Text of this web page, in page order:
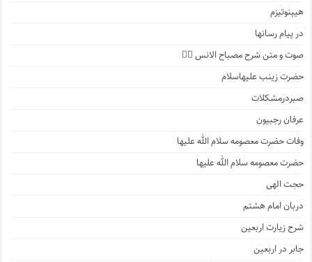
هیپنوتیزم
در پیام رسانها
صوت و متن شرح مصباح الانس ۵️⃣
حضرت زینب علیهاسلام
صبردرمشکلات
عرفان رجبیون
وفات حضرت معصومه سلام الله علیها
حضرت معصومه سلام الله علیها
حجت الهی
دربان امام هشتم
شرح زیارت اربعین
جابر در اربعین